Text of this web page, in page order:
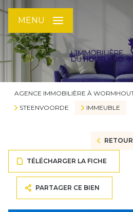
MENU
AGENCE IMMOBILIÈRE À
STEENVOORDE
IMMEUBLE
RETOUR
TÉLÉCHARGER LA FICHE
PARTAGER CE BIEN